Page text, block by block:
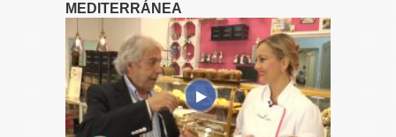
MEDITERRÁNEA